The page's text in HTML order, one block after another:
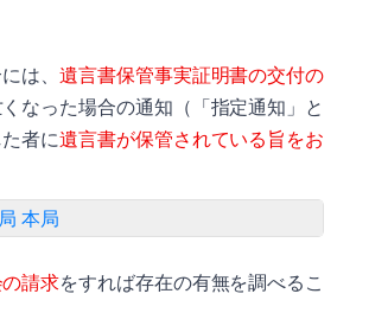
は、遺言書保管事実証明書の交付の
なった場合の通知（「指定通知」と
者に遺言書が保管されている旨をお
本局
請求をすれば存在の有無を調べるこ